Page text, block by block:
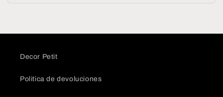
Decor Petit
Politica de devoluciones